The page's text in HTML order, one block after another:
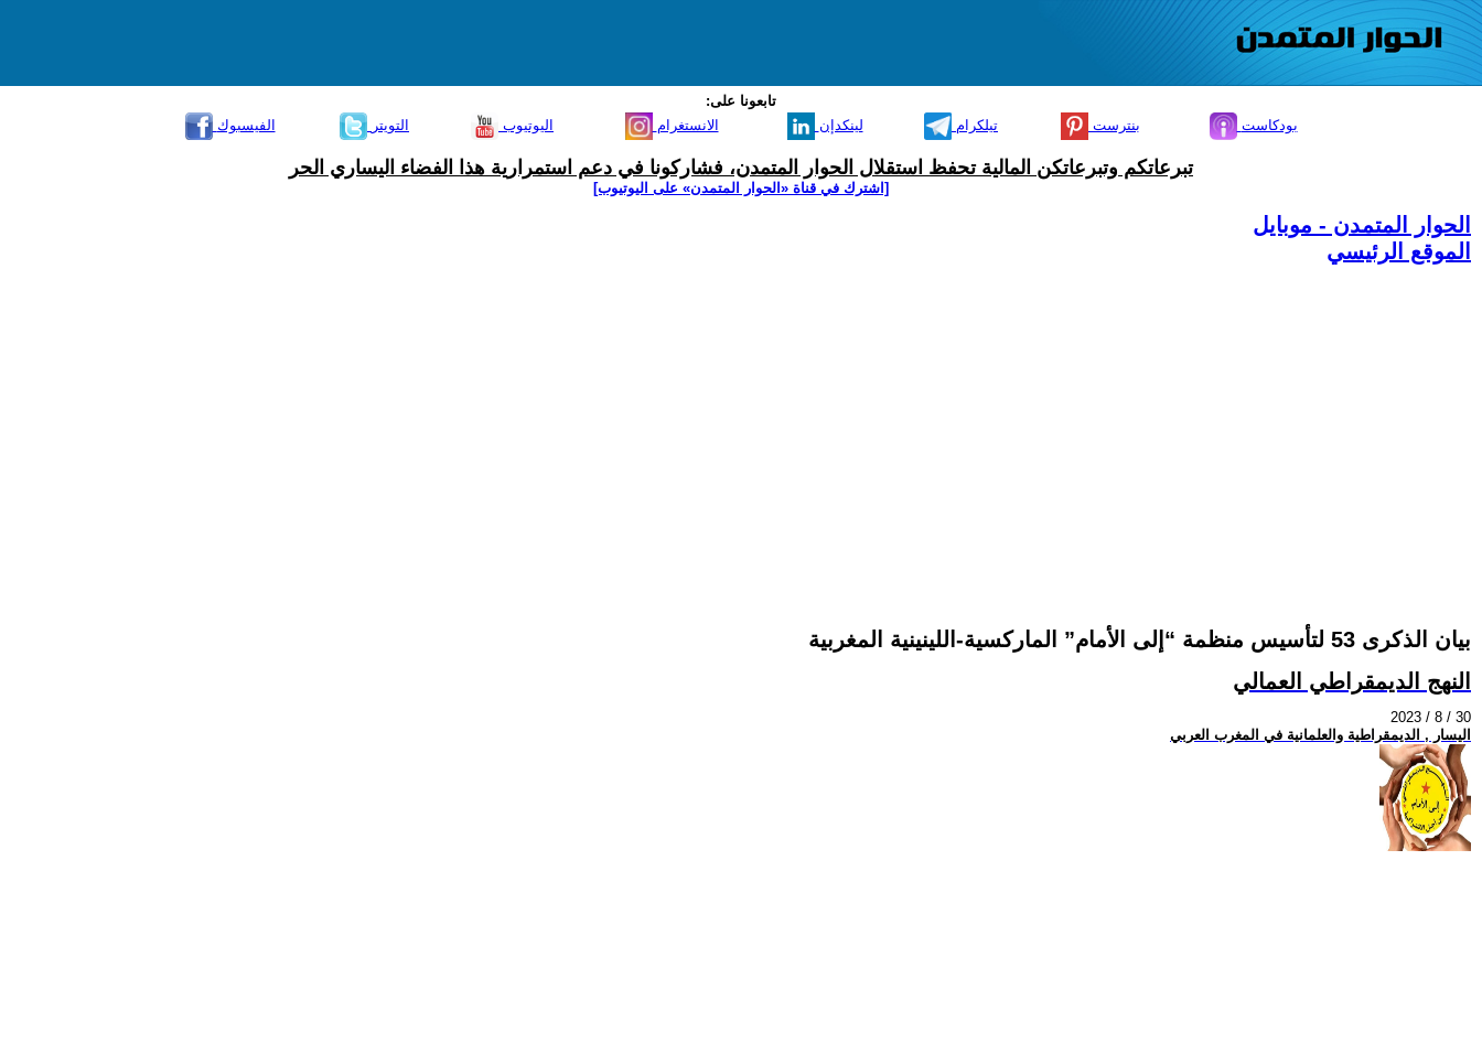
تابعونا على:
الفيسبوك
التويتر اليوتيوب الانستغرام لينكدإن تيلكرام بنترست بودكاست
تبرعاتكم وتبرعاتكن المالية تحفظ استقلال الحوار المتمدن، فشاركونا في دعم استمرارية هذا الفضاء اليساري الحر
[اشترك في قناة ‫«الحوار المتمدن» على اليوتيوب]
الحوار المتمدن - موبايل
الموقع الرئيسي
بيان الذكرى 53 لتأسيس منظمة “إلى الأمام” الماركسية-اللينينية المغربية
النهج الديمقراطي العمالي
2023 / 8 / 30
اليسار , الديمقراطية والعلمانية في المغرب العربي